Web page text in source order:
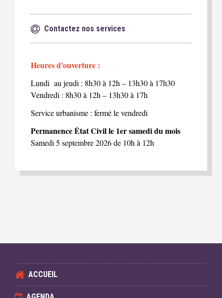
Contactez nos services
Heures d'ouverture :
Lundi au jeudi : 8h30 à 12h – 13h30 à 17h30
Vendredi : 8h30 à 12h – 13h30 à 17h
Service urbanisme : fermé le vendredi
Permanence État Civil le 1er samedi du mois
Samedi 5 septembre 2026 de 10h à 12h
ACCUEIL